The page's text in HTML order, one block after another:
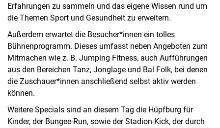
Erfahrungen zu sammeln und das eigene Wissen rund um
die Themen Sport und Gesundheit zu erweitern.
Außerdem erwartet die Besucher*innen ein tolles
Bühnenprogramm. Dieses umfasst neben Angeboten zum
Mitmachen wie z. B. Jumping Fitness, auch Aufführungen
aus den Bereichen Tanz, Jonglage und Bal Folk, bei denen
die Zuschauer*innen anschließend selbst aktiv werden
können.
Weitere Specials sind an diesem Tag die Hüpfburg für
Kinder, der Bungee-Run, sowie der Stadion-Kick, der durch